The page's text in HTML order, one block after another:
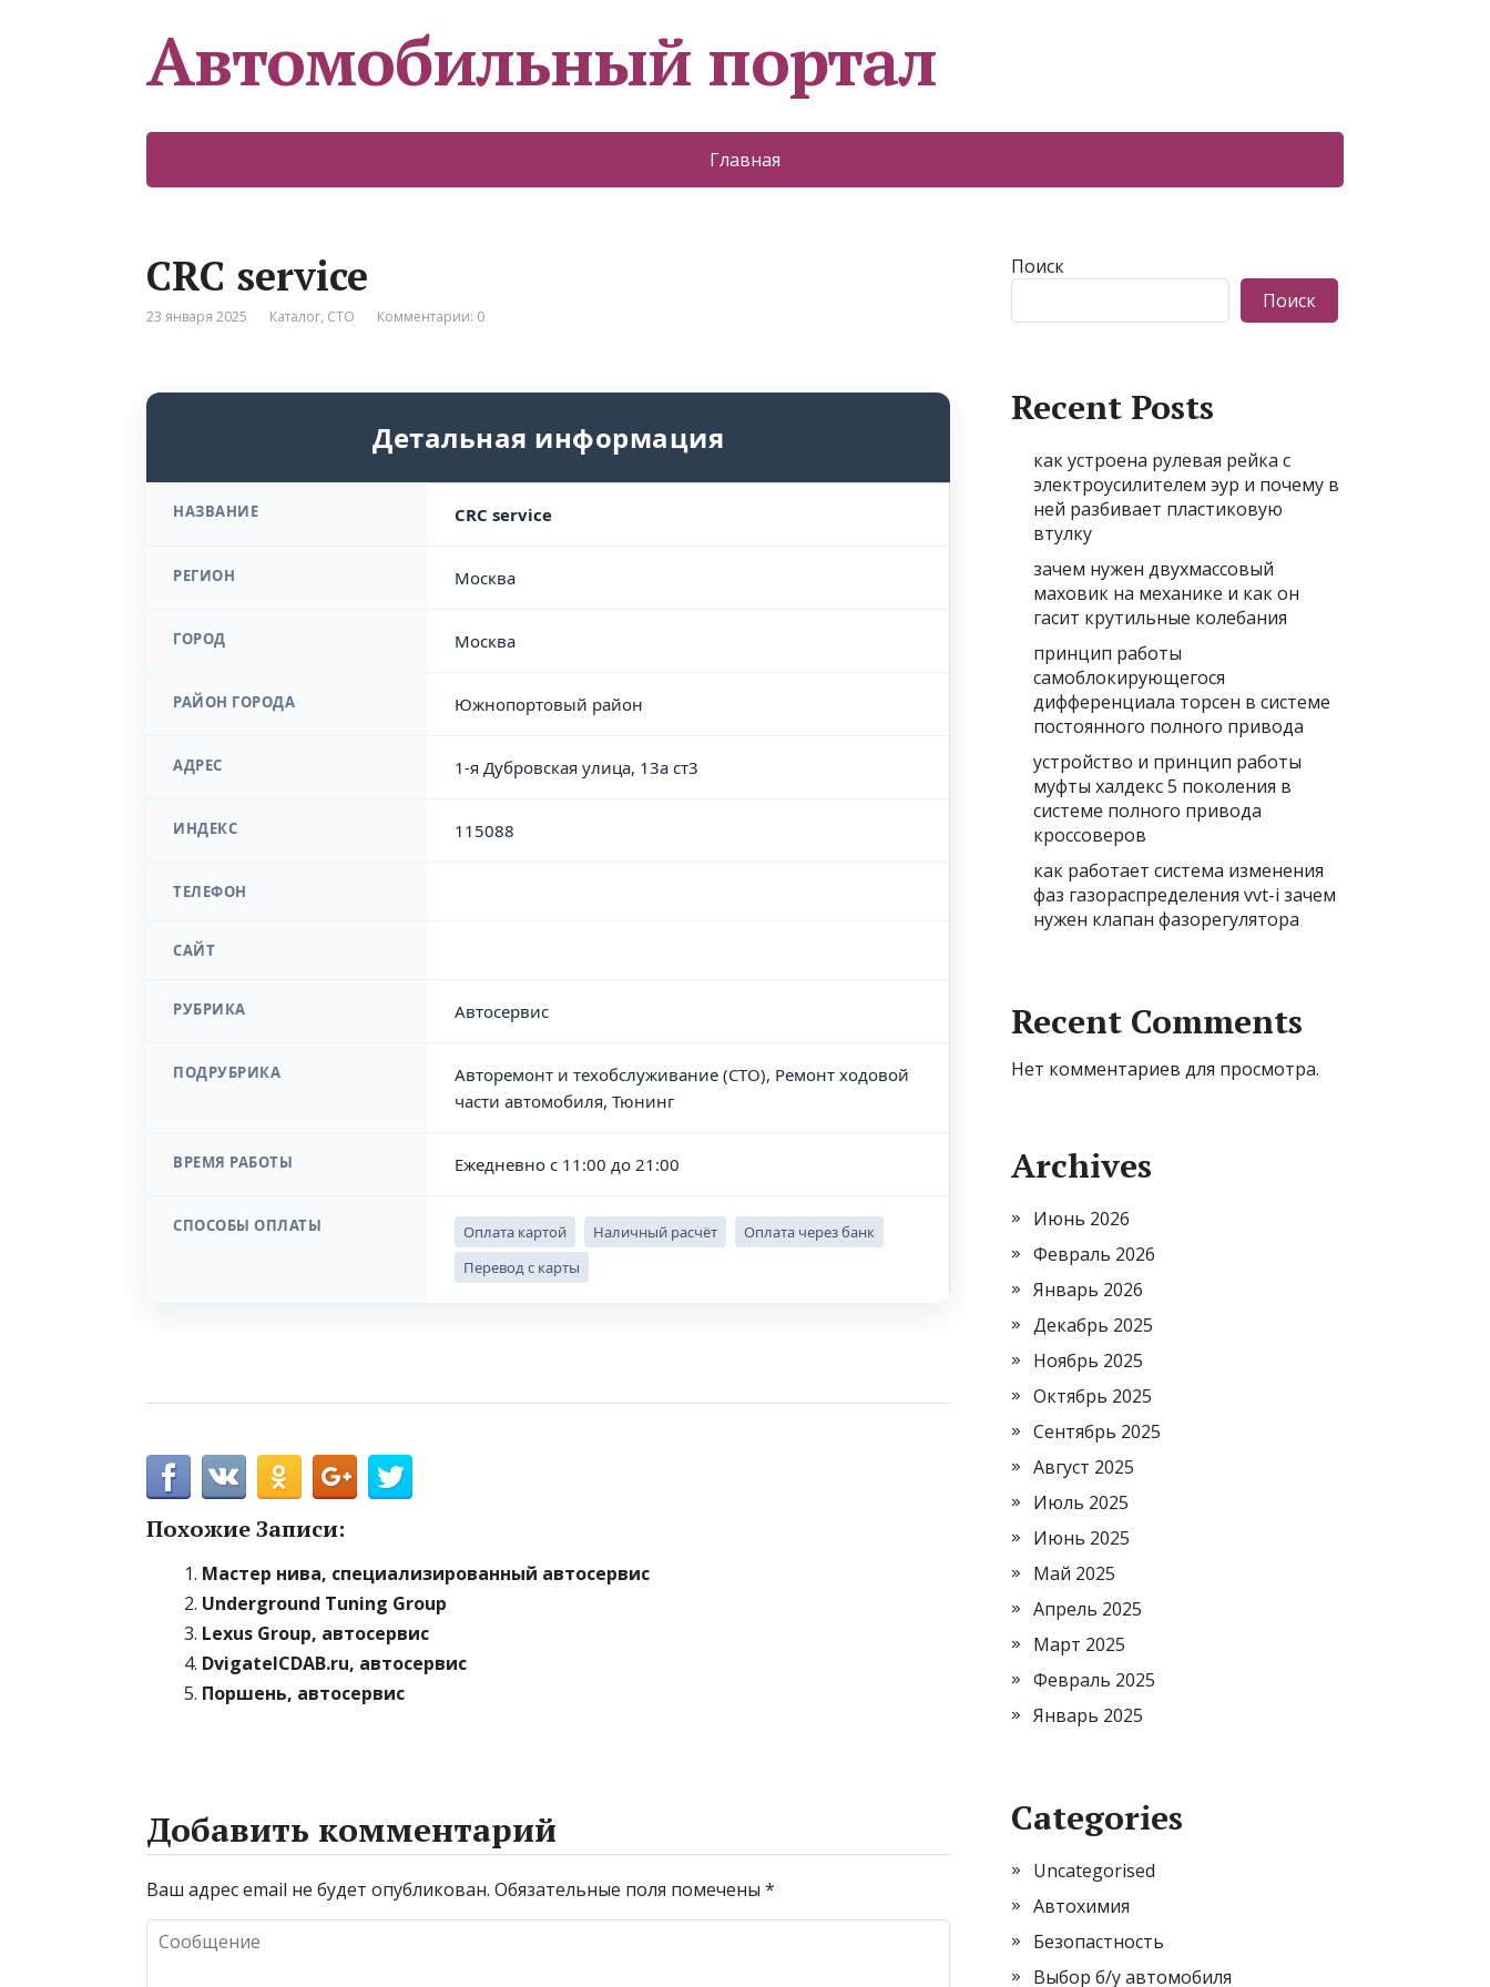
Автомобильный портал
Главная
CRC service
23 января 2025 Каталог, СТО Комментарии: 0
Детальная информация
НАЗВАНИЕ CRC service
РЕГИОН Москва
ГОРОД Москва
РАЙОН ГОРОДА Южнопортовый район
АДРЕС 1-я Дубровская улица, 13а ст3
ИНДЕКС 115088
ТЕЛЕФОН
САЙТ
РУБРИКА Автосервис
ПОДРУБРИКА
Авторемонт и техобслуживание (СТО), Ремонт ходовой
части автомобиля, Тюнинг
ВРЕМЯ РАБОТЫ Ежедневно с 11:00 до 21:00
СПОСОБЫ ОПЛАТЫ Оплата картой Наличный расчёт
Оплата через банк
Перевод с карты
Похожие Записи:
Мастер нива, специализированный автосервис
Underground Tuning Group
Lexus Group, автосервис
DvigatelCDAB.ru, автосервис
Поршень, автосервис
Добавить комментарий
Ваш адрес email не будет опубликован. Обязательные поля помечены *
Поиск
Поиск
Recent Posts
как устроена рулевая рейка с
электроусилителем эур и почему в
ней разбивает пластиковую
втулку
зачем нужен двухмассовый
маховик на механике и как он
гасит крутильные колебания
принцип работы
самоблокирующегося
дифференциала торсен в системе
постоянного полного привода
устройство и принцип работы
муфты халдекс 5 поколения в
системе полного привода
кроссоверов
как работает система изменения
фаз газораспределения vvt-i зачем
нужен клапан фазорегулятора
Recent Comments
Нет комментариев для просмотра.
Archives
Июнь 2026
Февраль 2026
Январь 2026
Декабрь 2025
Ноябрь 2025
Октябрь 2025
Сентябрь 2025
Август 2025
Июль 2025
Июнь 2025
Май 2025
Апрель 2025
Март 2025
Февраль 2025
Январь 2025
Categories
Uncategorised
Автохимия
Безопастность
Выбор б/у автомобиля